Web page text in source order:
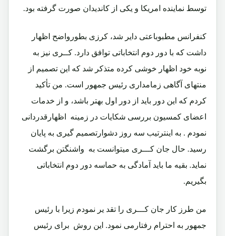
توسط نماینده امریکا و یکی از کاندیدان صورت گرفته بود.
کنفرانس مطبوباعتی دایر شد، کرزی بطورواضح اظهار
داشت که با دور دوم انتخاباتی توافق دارد. کــری نیز به
نوبه خود اظهار خوشی کرده متذکر شد که این تصمیم از
منتهای آگاهی زمامداری رئیس جمهور است. من تأکید
کردم که این دور باید از دور اول بهتر باشد، و از خدمات
اعضای کمسیون بررسی شکایات در زمینه اظهارقدردانی
نمودم . به اینترتیب سه روز دشوارتصمیم گیری به پایان
رسید. حال جان کـــری میتوانست به واشنگتن برگشت
نماید. بقیه ما باید آمادگی به حماسه دور دوم انتخاباتی
بگیریم.
من طرز کار جان کـــری را تقد یر نمودم زیرا با رئیس
جمهور به احترام رفتارمی نمود. این روش برای رئیس